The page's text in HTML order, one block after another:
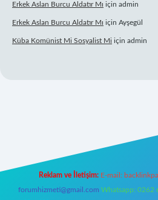
Erkek Aslan Burcu Aldatır Mı için admin
Erkek Aslan Burcu Aldatır Mı için Ayşegül
Küba Komünist Mi Sosyalist Mi için admin
Reklam ve İletişim: E-mail:
forumhizmeti@gmail.com Whatsapp: 0262